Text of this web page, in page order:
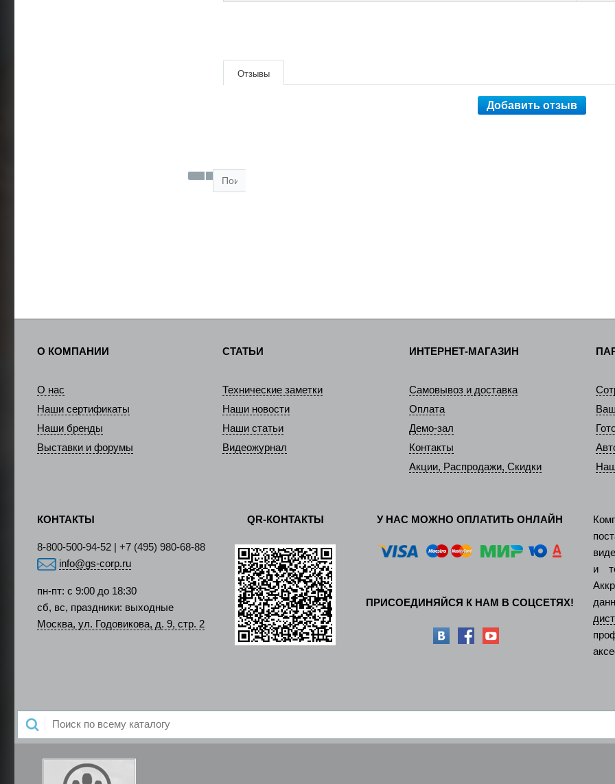
Отзывы
Добавить отзыв
О КОМПАНИИ
О нас
Наши сертификаты
Наши бренды
Выставки и форумы
СТАТЬИ
Технические заметки
Наши новости
Наши статьи
Видеожурнал
ИНТЕРНЕТ-МАГАЗИН
Самовывоз и доставка
Оплата
Демо-зал
Контакты
Акции, Распродажи, Скидки
КОНТАКТЫ
8-800-500-94-52 | +7 (495) 980-68-88
info@gs-corp.ru
пн-пт: с 9:00 до 18:30
сб, вс, праздники: выходные
Москва, ул. Годовикова, д. 9, стр. 2
QR-КОНТАКТЫ У НАС МОЖНО ОПЛАТИТЬ ОНЛАЙН
ПРИСОЕДИНЯЙСЯ К НАМ В СОЦСЕТЯХ!
и